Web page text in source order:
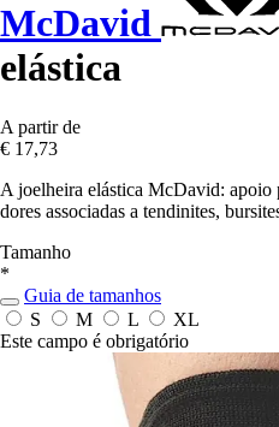
McDavid
elástica
A partir de
€ 17,73
A joelheira elástica McDavid: apoio
dores associadas a tendinites,
Tamanho
*
Guia de tamanhos
S
M L
XL
Este campo é obrigatório